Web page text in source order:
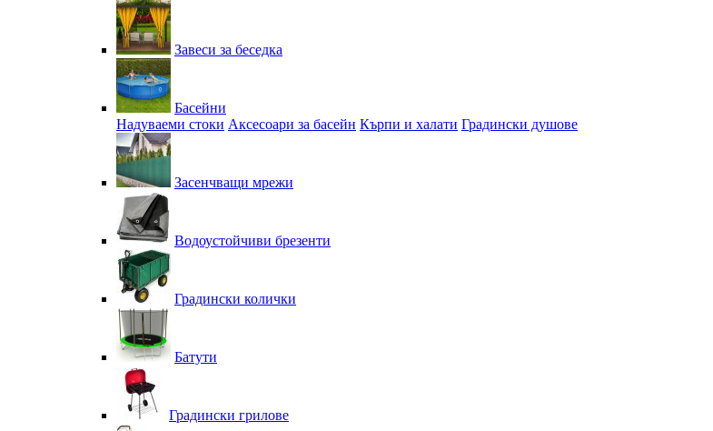
Завеси за беседка
Басейни
Надуваеми стоки Аксесоари за басейн Кърпи и халати Градински душове
Засенчващи мрежи
Водоустойчиви брезенти
Градински колички
Батути
Градински грилове